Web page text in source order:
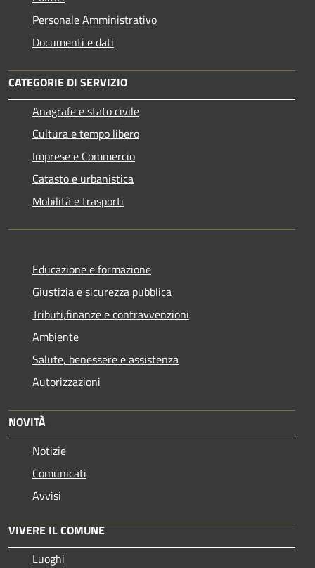
Personale Amministrativo
Documenti e dati
CATEGORIE DI SERVIZIO
Anagrafe e stato civile
Cultura e tempo libero
Imprese e Commercio
Catasto e urbanistica
Mobilità e trasporti
Educazione e formazione
Giustizia e sicurezza pubblica
Tributi,finanze e contravvenzioni
Ambiente
Salute, benessere e assistenza
Autorizzazioni
NOVITÀ
Notizie
Comunicati
Avvisi
VIVERE IL COMUNE
Luoghi